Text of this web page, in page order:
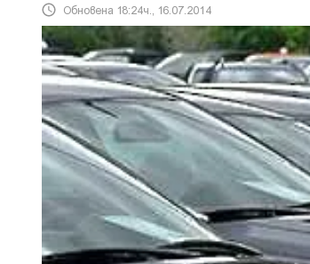
Обновена 18:24ч., 16.07.2014